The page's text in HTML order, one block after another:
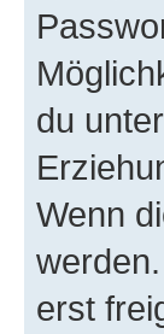
du
Wenn
erst